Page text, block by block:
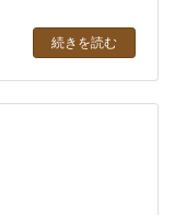
続きを読む